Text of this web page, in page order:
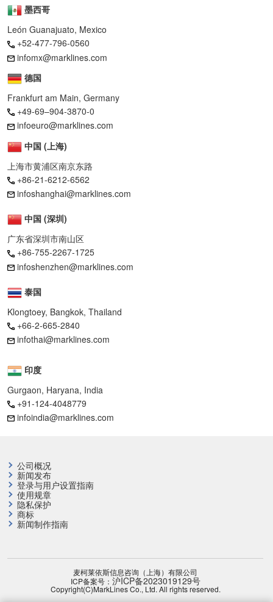
墨西哥
León Guanajuato, Mexico
+52-477-796-0560
infomx@marklines.com
德国
Frankfurt am Main, Germany
+49-69–904-3870-0
infoeuro@marklines.com
中国 (上海)
上海市黄浦区南京东路
+86-21-6212-6562
infoshanghai@marklines.com
中国 (深圳)
广东省深圳市南山区
+86-755-2267-1725
infoshenzhen@marklines.com
泰国
Klongtoey, Bangkok, Thailand
+66-2-665-2840
infothai@marklines.com
印度
Gurgaon, Haryana, India
+91-124-4048779
infoindia@marklines.com
公司概况
新闻发布
登录与用户设置指南
使用规章
隐私保护
商标
新闻制作指南
麦柯莱依斯信息咨询（上海）有限公司
ICP备案号： 沪ICP备2023019129号
Copyright(C)MarkLines Co., Ltd. All rights reserved.